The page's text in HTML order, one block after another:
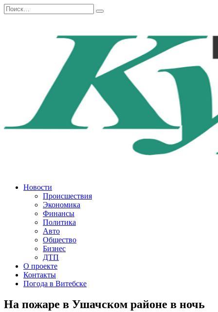
Перейти
к
Search
for:
Новости
Происшествия
Экономика
Финансы
Политика
Авто
Общество
Бизнес
ДТП
О проекте
Контакты
Погода в Витебске
На пожаре в Ушачском районе в ночь